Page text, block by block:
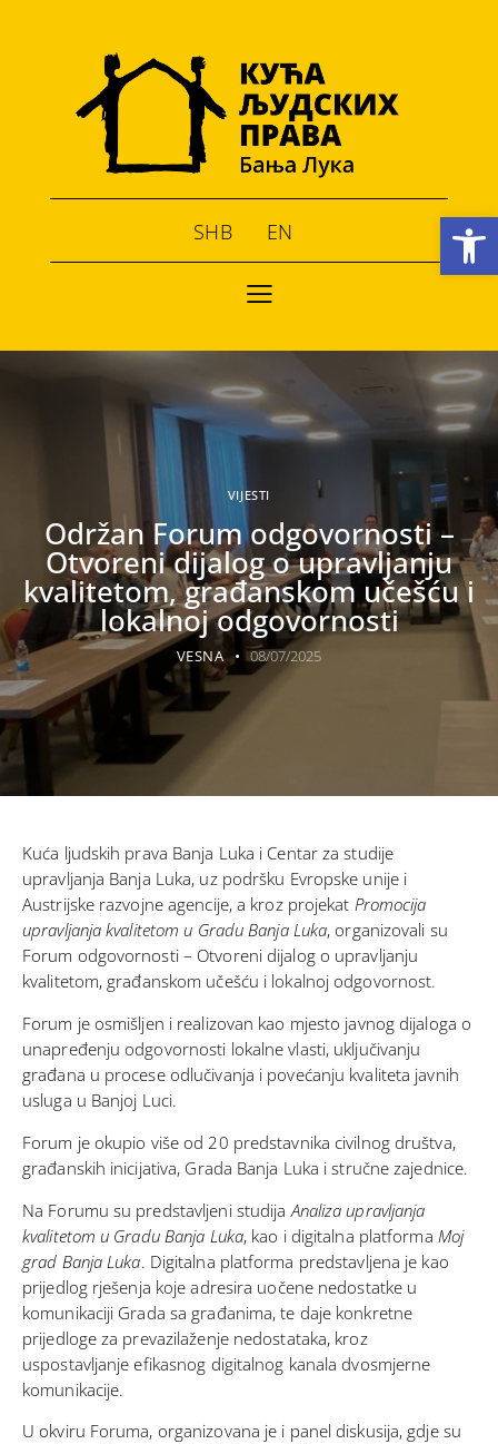
Open toolbar
SHB EN
VIJESTI
Održan Forum odgovornosti –
Otvoreni dijalog o upravljanju
kvalitetom, građanskom učešću i
lokalnoj odgovornosti
VESNA 08/07/2025
Kuća ljudskih prava Banja Luka i Centar za studije
upravljanja Banja Luka, uz podršku Evropske unije i
Austrijske razvojne agencije, a kroz projekat Promocija
upravljanja kvalitetom u Gradu Banja Luka, organizovali su
Forum odgovornosti – Otvoreni dijalog o upravljanju
kvalitetom, građanskom učešću i lokalnoj odgovornost.
Forum je osmišljen i realizovan kao mjesto javnog dijaloga o
unapređenju odgovornosti lokalne vlasti, uključivanju
građana u procese odlučivanja i povećanju kvaliteta javnih
usluga u Banjoj Luci.
Forum je okupio više od 20 predstavnika civilnog društva,
građanskih inicijativa, Grada Banja Luka i stručne zajednice.
Na Forumu su predstavljeni studija Analiza upravljanja
kvalitetom u Gradu Banja Luka, kao i digitalna platforma Moj
grad Banja Luka. Digitalna platforma predstavljena je kao
prijedlog rješenja koje adresira uočene nedostatke u
komunikaciji Grada sa građanima, te daje konkretne
prijedloge za prevazilaženje nedostataka, kroz
uspostavljanje efikasnog digitalnog kanala dvosmjerne
komunikacije.
U okviru Foruma, organizovana je i panel diskusija, gdje su